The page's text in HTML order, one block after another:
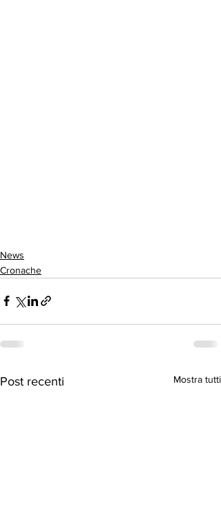
News
Cronache
Post recenti Mostra tutti